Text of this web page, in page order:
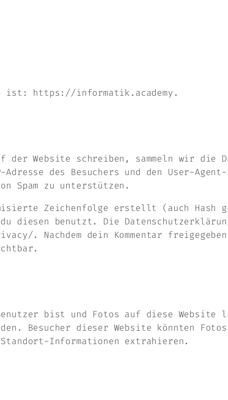
ist: https://informatik.academy.
der Website schreiben, sammeln wir die
Adresse des Besuchers und den User-
Spam zu unterstützen.
Zeichenfolge erstellt (auch Hash
diesen benutzt. Die
. Nachdem dein Kommentar
bist und Fotos auf diese Website
Besucher dieser Website könnten
Informationen extrahieren.